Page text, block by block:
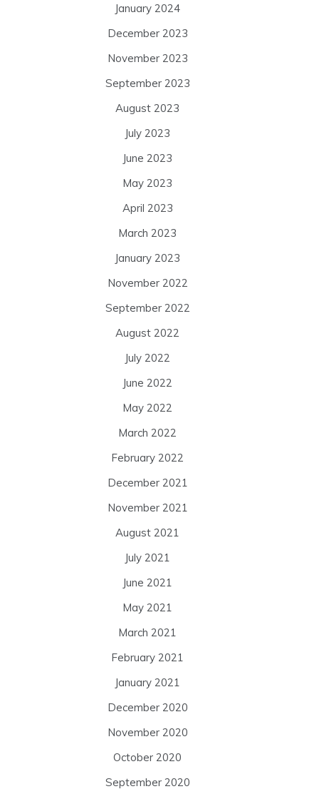
January 2024
December 2023
November 2023
September 2023
August 2023
July 2023
June 2023
May 2023
April 2023
March 2023
January 2023
November 2022
September 2022
August 2022
July 2022
June 2022
May 2022
March 2022
February 2022
December 2021
November 2021
August 2021
July 2021
June 2021
May 2021
March 2021
February 2021
January 2021
December 2020
November 2020
October 2020
September 2020